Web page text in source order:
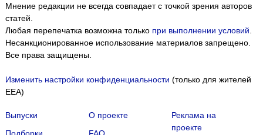
Мнение редакции не всегда совпадает с точкой зрения авторов
статей.
Любая перепечатка возможна только при выполнении условий.
Несанкционированное использование материалов запрещено.
Все права защищены.
Изменить настройки конфиденциальности (только для жителей
EEA)
Выпуски
О проекте
Реклама на
проекте